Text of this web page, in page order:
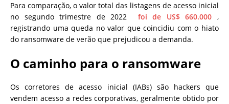
Para comparação, o valor total das listagens de acesso inicial
no segundo trimestre de 2022 foi de US$ 660.000 ,
registrando uma queda no valor que coincidiu com o hiato
do ransomware de verão que prejudicou a demanda.
O caminho para o ransomware
Os corretores de acesso inicial (IABs) são hackers que
vendem acesso a redes corporativas, geralmente obtido por